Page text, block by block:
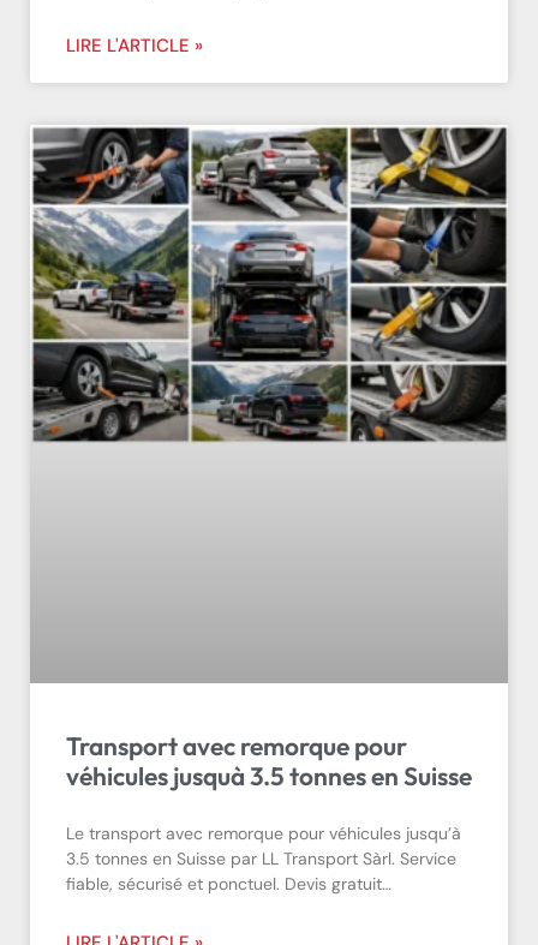
LIRE L'ARTICLE »
Transport avec remorque pour
véhicules jusquà 3.5 tonnes en Suisse
Le transport avec remorque pour véhicules jusqu’à
3.5 tonnes en Suisse par LL Transport Sàrl. Service
fiable, sécurisé et ponctuel. Devis gratuit…